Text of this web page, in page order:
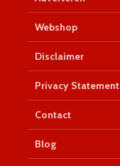
Webshop
Disclaimer
Privacy Statement
Contact
Blog